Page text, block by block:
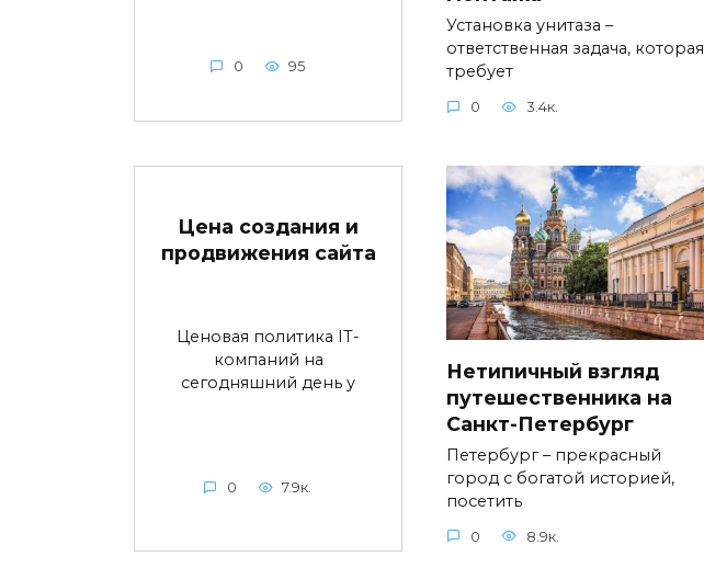
0 95
Установка унитаза –
ответственная задача, которая
требует
0 3.4к.
Цена создания и
продвижения сайта
Ценовая политика IT-
компаний на
сегодняшний день у
0 7.9к.
Нетипичный взгляд
путешественника на
Санкт-Петербург
Петербург – прекрасный
город с богатой историей,
посетить
0 8.9к.